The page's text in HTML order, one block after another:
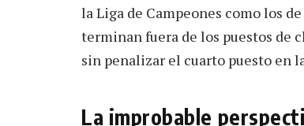
la Liga de Campeones como los
terminan fuera de los puestos de
sin penalizar el cuarto puesto en
La improbable